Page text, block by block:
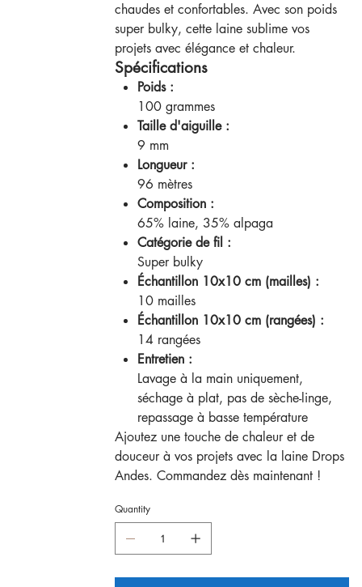
chaudes et confortables. Avec son poids
super bulky, cette laine sublime vos
projets avec élégance et chaleur.
Spécifications
Poids :
100 grammes
Taille d'aiguille :
9 mm
Longueur :
96 mètres
Composition :
65% laine, 35% alpaga
Catégorie de fil :
Super bulky
Échantillon 10x10 cm (mailles) :
10 mailles
Échantillon 10x10 cm (rangées) :
14 rangées
Entretien :
Lavage à la main uniquement,
séchage à plat, pas de sèche-linge,
repassage à basse température
Ajoutez une touche de chaleur et de
douceur à vos projets avec la laine Drops
Andes. Commandez dès maintenant !
Quantity